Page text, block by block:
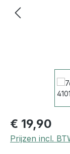
€ 19,90
Prijzen incl.